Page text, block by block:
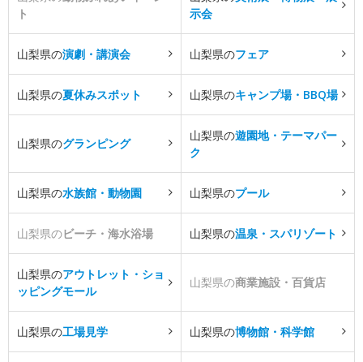
ト
示会
山梨県の演劇・講演会 山梨県のフェア
山梨県の夏休みスポット 山梨県のキャンプ場・BBQ場
山梨県のグランピング
山梨県の遊園地・テーマパー
ク
山梨県の水族館・動物園 山梨県のプール
山梨県のビーチ・海水浴場 山梨県の温泉・スパリゾート
山梨県のアウトレット・ショ
ッピングモール
山梨県の商業施設・百貨店
山梨県の工場見学 山梨県の博物館・科学館